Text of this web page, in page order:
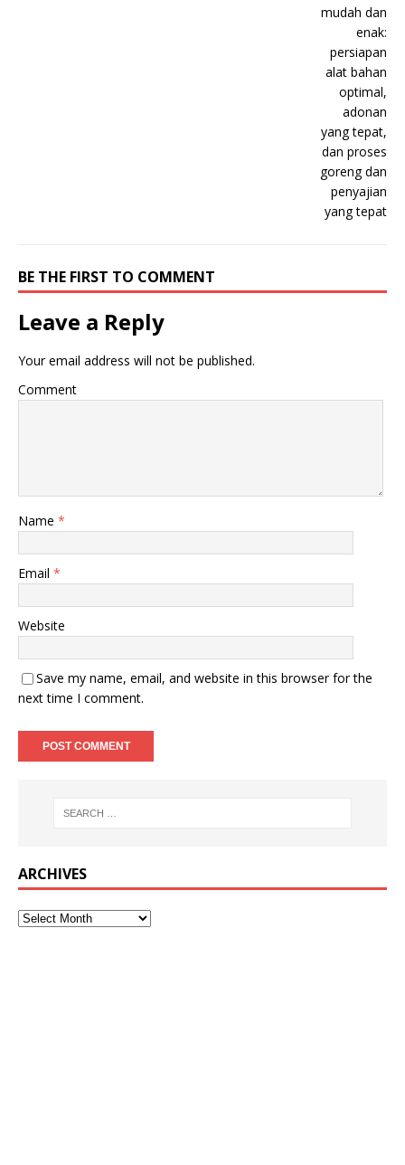
BE THE FIRST TO COMMENT
Leave a Reply
Your email address will not be published.
Comment
Name *
Email *
Website
Save my name, email, and website in this browser for the
next time I comment.
ARCHIVES